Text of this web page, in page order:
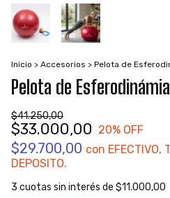
Inicio > Accesorios > Pelota de
Pelota de
$41.250,00
$33.000,00 20% OFF
$29.700,00 con EFECTIVO,
DEPOSITO.
3 cuotas sin interés de $11.000,00